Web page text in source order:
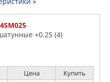
+0.25 (4)
Цена Купить